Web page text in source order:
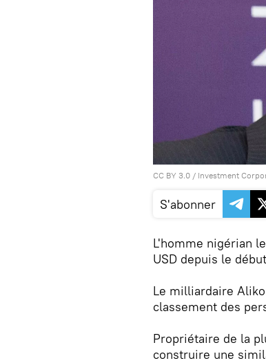
CC BY 3.0 / Investment
S'abonner
L'homme nigérian
USD depuis le
Le milliardaire
classement des
Propriétaire de la
construire une